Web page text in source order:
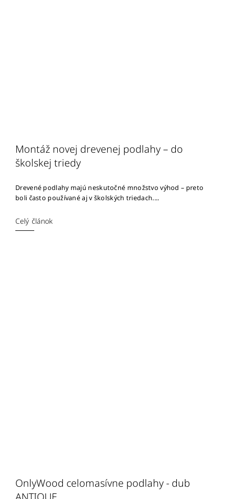
Montáž novej drevenej podlahy – do
školskej triedy
Drevené podlahy majú neskutočné množstvo výhod – preto
boli často používané aj v školských triedach....
Celý článok
OnlyWood celomasívne podlahy - dub